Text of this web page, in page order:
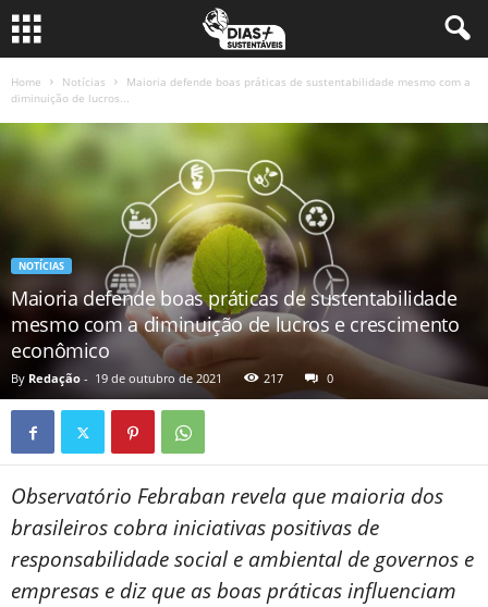
Home Notícias
Maioria defende boas práticas de sustentabilidade mesmo com a
diminuição de lucros...
NOTÍCIAS
Maioria defende boas práticas de sustentabilidade
mesmo com a diminuição de lucros e crescimento
econômico
By Redação - 19 de outubro de 2021 217 0
Observatório Febraban revela que maioria dos
brasileiros cobra iniciativas positivas de
responsabilidade social e ambiental de governos e
empresas e diz que as boas práticas influenciam